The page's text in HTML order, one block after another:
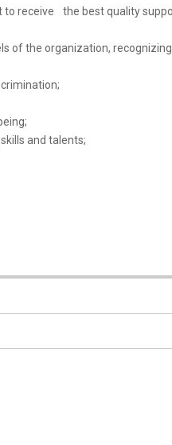
to receive the best quality
of the organization, recognizing
and talents;